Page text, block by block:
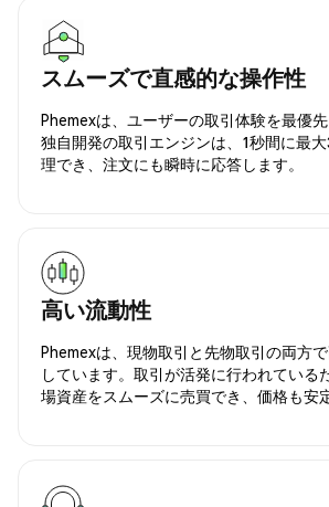
スムーズで直感的な操作性
Phemexは、ユーザーの取引体験を最優先
独自開発の取引エンジンは、1秒間に最
理でき、注文にも瞬時に応答します。
高い流動性
Phemexは、現物取引と先物取引の両方
しています。取引が活発に行われている
場資産をスムーズに売買でき、価格も安